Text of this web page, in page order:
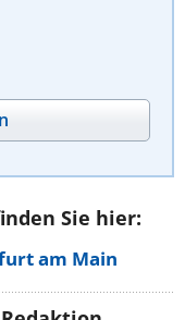
Sie hier:
am Main